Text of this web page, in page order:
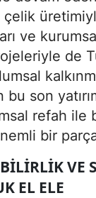
çelik
ve
de
bu son
refah ile
bir
VE
EL ELE